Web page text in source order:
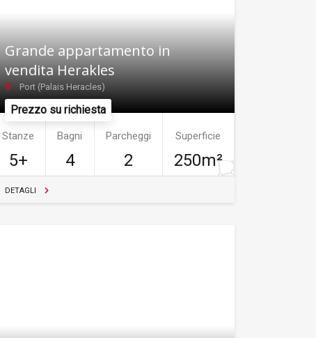
Prezzo su richiesta
Grande appartamento in
vendita Herakles
Port (Palais Heracles)
Stanze
5+
Bagni
4
Parcheggi
2
Superficie
250m²
DETAGLI